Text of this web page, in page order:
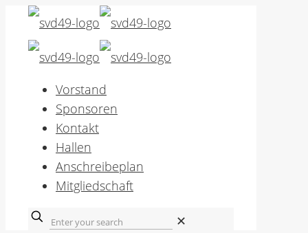
Vorstand
Sponsoren
Kontakt
Hallen
Anschreibeplan
Mitgliedschaft
✕